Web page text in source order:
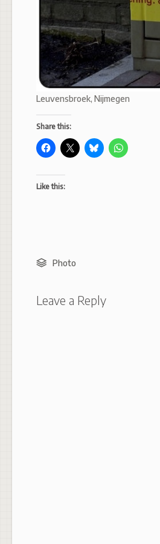
Leuvensbroek, Nijmegen
Share this:
Like this:
Photo
Leave a Reply